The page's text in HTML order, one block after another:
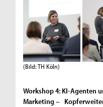
(Bild: TH Köln)
Workshop 4: KI-Agenten
Marketing –